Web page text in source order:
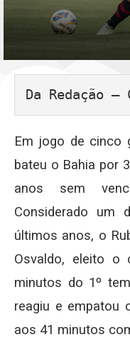
Da Redação –
Em jogo de cinco
bateu o Bahia por
anos sem
Considerado um
últimos anos, o
Osvaldo, eleito
minutos do 1º
reagiu e empatou
aos 41 minutos